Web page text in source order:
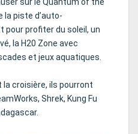
la piste d’auto-
pour profiter du soleil, un
la H20 Zone avec
et jeux aquatiques.
la croisière, ils pourront
Shrek, Kung Fu